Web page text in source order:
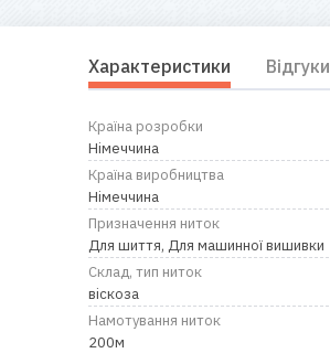
Характеристики Відгуки
Країна розробки
Німеччина
Країна виробництва
Німеччина
Призначення ниток
Для шиття, Для машинної вишивки
Склад, тип ниток
віскоза
Намотування ниток
200м